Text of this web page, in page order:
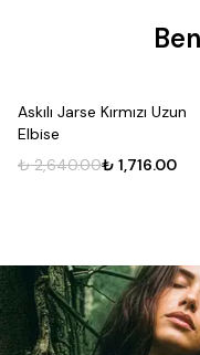
Askılı Jarse Kırmızı Uzun
Elbise
₺ 2,640.00₺ 1,716.00